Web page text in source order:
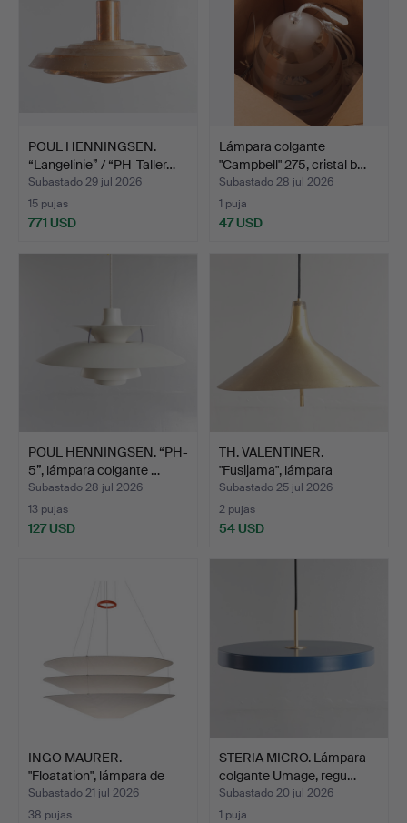
POUL HENNINGSEN.
“Langelinie” / “PH-Taller…
Subastado 29 jul 2026
15 pujas
771 USD
Lámpara colgante
"Campbell" 275, cristal b…
Subastado 28 jul 2026
1 puja
47 USD
POUL HENNINGSEN. “PH-
5”, lámpara colgante …
Subastado 28 jul 2026
13 pujas
127 USD
TH. VALENTINER.
"Fusijama", lámpara
colgan…
Subastado 25 jul 2026
2 pujas
54 USD
INGO MAURER.
"Floatation", lámpara de
tech…
Subastado 21 jul 2026
38 pujas
STERIA MICRO. Lámpara
colgante Umage, regu…
Subastado 20 jul 2026
1 puja